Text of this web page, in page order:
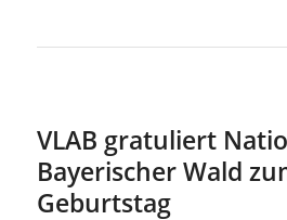
VLAB gratuliert
Bayerischer Wald
Geburtstag